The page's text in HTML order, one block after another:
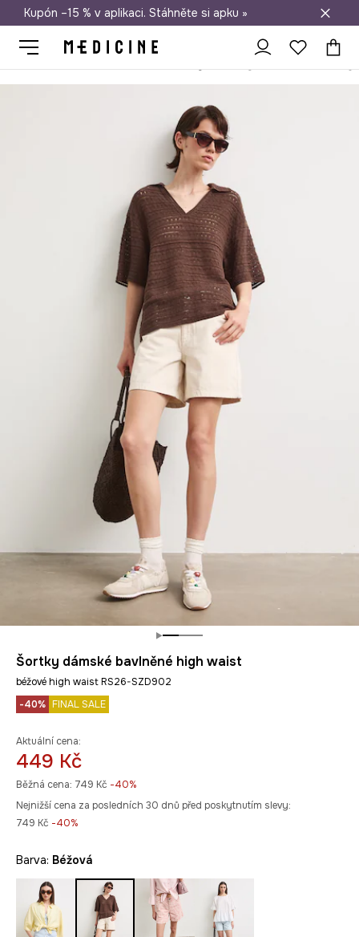
Doprava zdarma při nákupu nad 1 200 Kč
Kupón –15 % v aplikaci. Stáhněte si apku »
Šortky dámské bavlněné high waist
béžové high waist RS26-SZD902
-40% FINAL SALE
Aktuální cena:
449 Kč
Běžná cena: 749 Kč -40%
Nejnižší cena za posledních 30 dnů před poskytnutím slevy:
749 Kč -40%
Barva: béžová